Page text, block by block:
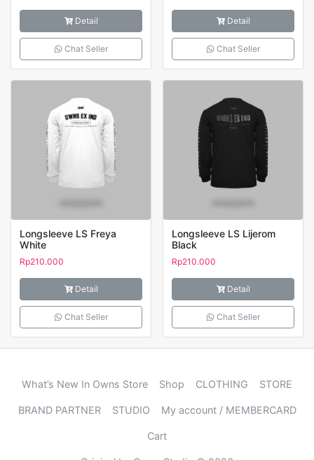
Detail
Chat Seller
Detail
Chat Seller
Longsleeve LS Freya
White
Rp210.000
Detail
Chat Seller
Longsleeve LS Lijerom
Black
Rp210.000
Detail
Chat Seller
What’s New In Owns Store Shop CLOTHING STORE
BRAND PARTNER STUDIO My account / MEMBERCARD
Cart